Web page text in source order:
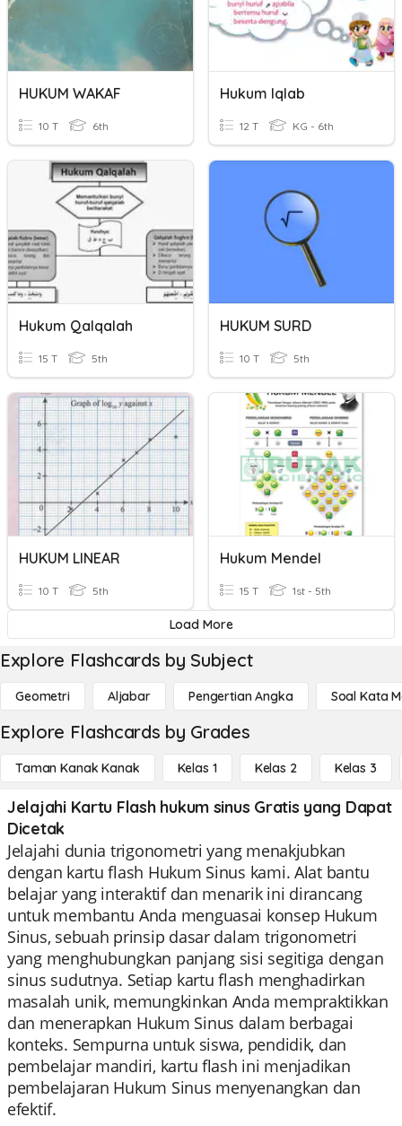
HUKUM WAKAF
10 T 6th
Hukum Iqlab
12 T KG - 6th
Hukum Qalqalah
15 T 5th
HUKUM SURD
10 T 5th
HUKUM LINEAR
10 T 5th
Hukum Mendel
15 T 1st - 5th
Load More
Explore Flashcards by Subject
Geometri Aljabar Pengertian Angka Soal Kata
Explore Flashcards by Grades
Taman Kanak Kanak Kelas 1 Kelas 2 Kelas 3
Jelajahi Kartu Flash hukum sinus Gratis yang Dapat
Dicetak
Jelajahi dunia trigonometri yang menakjubkan
dengan kartu flash Hukum Sinus kami. Alat bantu
belajar yang interaktif dan menarik ini dirancang
untuk membantu Anda menguasai konsep Hukum
Sinus, sebuah prinsip dasar dalam trigonometri
yang menghubungkan panjang sisi segitiga dengan
sinus sudutnya. Setiap kartu flash menghadirkan
masalah unik, memungkinkan Anda mempraktikkan
dan menerapkan Hukum Sinus dalam berbagai
konteks. Sempurna untuk siswa, pendidik, dan
pembelajar mandiri, kartu flash ini menjadikan
pembelajaran Hukum Sinus menyenangkan dan
efektif.